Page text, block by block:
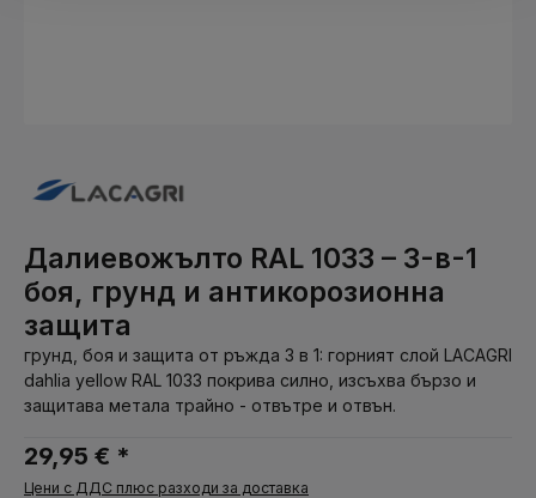
Далиевожълто RAL 1033 – 3-в-1
боя, грунд и антикорозионна
защита
грунд, боя и защита от ръжда 3 в 1: горният слой LACAGRI
dahlia yellow RAL 1033 покрива силно, изсъхва бързо и
защитава метала трайно - отвътре и отвън.
29,95 € *
Цени с ДДС плюс разходи за доставка